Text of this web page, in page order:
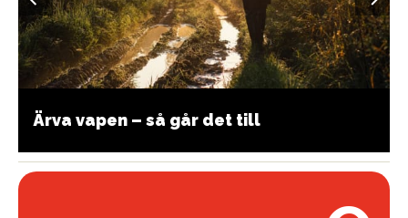
Ärva vapen – så går det till